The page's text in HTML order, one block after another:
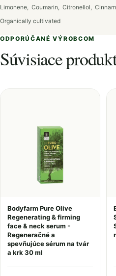
Limonene, Coumarin, Citronellol,
Organically cultivated
ODPORÚČANÉ VÝROBCOM
Súvisiace
Bodyfarm Pure Olive
Regenerating & firming
face & neck serum -
Regeneračné a
spevňujúce sérum na tvár
a krk 30 ml